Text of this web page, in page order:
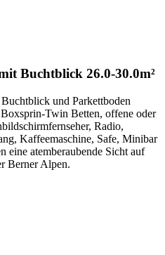
Buchtblick 26.0-30.0m²
und Parkettboden
Twin Betten, offene oder
Radio,
Kaffeemaschine, Safe, Minibar
eine atemberaubende Sicht auf
Berner Alpen.